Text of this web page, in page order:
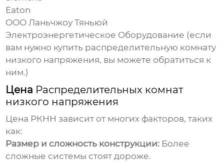
Eaton
ООО Ланьчжоу Тяньюй
Электроэнергетическое Оборудование (если
вам нужно купить распределительную комнату
низкого напряжения, вы можете обратиться к
ним.)
Цена Распределительных комнат
низкого напряжения
Цена РКНН зависит от многих факторов, таких
как:
Размер и сложность конструкции: Более
сложные системы стоят дороже.